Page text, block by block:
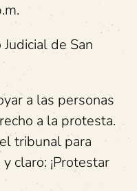
de San
a las personas
a la protesta.
tribunal para
claro: ¡Protestar